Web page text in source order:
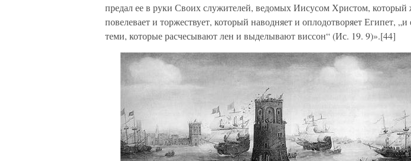
предал ее в руки Своих служителей, ведомых Иисусом Христом, который
повелевает и торжествует, который наводняет и оплодотворяет Египет,
теми, которые расчесывают лен и выделывают виссон“ (Ис. 19. 9)».[44]